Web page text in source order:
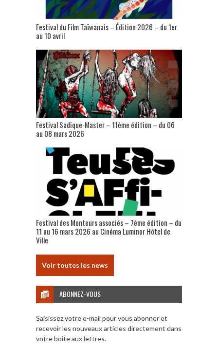
Festival du Film Taïwanais – Édition 2026 – du 1er
au 10 avril
Festival Sadique-Master – 11ème édition – du 06
au 08 mars 2026
Festival des Monteurs associés – 7ème édition – du
11 au 16 mars 2026 au Cinéma Luminor Hôtel de
Ville
Voir toutes les news
ABONNEZ-VOUS
Saisissez votre e-mail pour vous abonner et
recevoir les nouveaux articles directement dans
votre boite aux lettres.